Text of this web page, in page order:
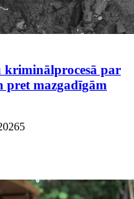
kriminālprocesā par
pret mazgadīgām
5